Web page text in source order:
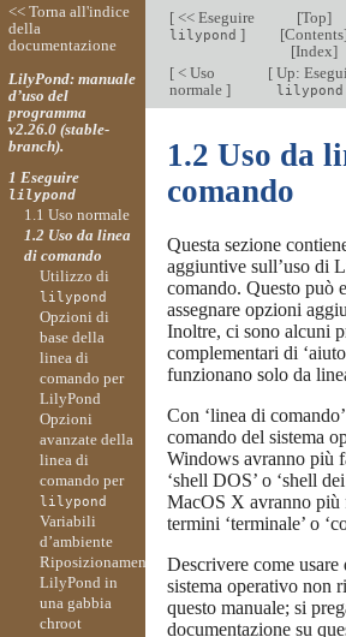
[<< Eseguire
lilypond ]
[Top]
[Contents
[Index]
[< Uso
normale ]
[Up:
lilypond
1.2 Uso da
comando
Questa sezione
aggiuntive sull’uso di
comando. Questo può
assegnare opzioni
Inoltre, ci sono alcuni
complementari di
funzionano solo da
Con ‘linea di
comando del sistema
Windows avranno più
‘shell DOS’ o ‘shell
MacOS X avranno più
termini ‘terminale’ o
Descrivere come usare
sistema operativo non
questo manuale; si
documentazione su
<< Torna all'indice
della
documentazione
LilyPond: manuale
d’uso del
programma
v2.26.0 (stable-
branch).
1 Eseguire
lilypond
1.1 Uso normale
1.2 Uso da linea
di comando
Utilizzo di
lilypond
Opzioni di
base della
linea di
comando per
LilyPond
Opzioni
avanzate della
linea di
comando per
lilypond
Variabili
d’ambiente
Riposizionamento
LilyPond in
una gabbia
chroot